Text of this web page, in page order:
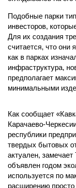
Подобные парки
инвесторов,
Для их создания
считается, что
как в парках
инфраструктура,
предполагает
минимальными
Как сообщает
Карачаево-
республики
твердых бытовых
актуален,
объявлен годом
используется по
расширению просто